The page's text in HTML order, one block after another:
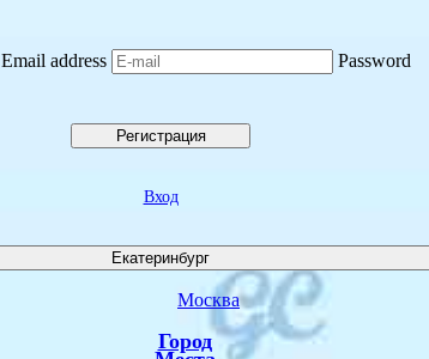
Email address
Password
Регистрация
Вход
Екатеринбург
Москва
Город